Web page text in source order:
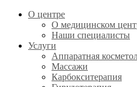
О центре
О медицинском
Наши специалисты
Услуги
Аппаратная
Массажи
Карбокситерапия